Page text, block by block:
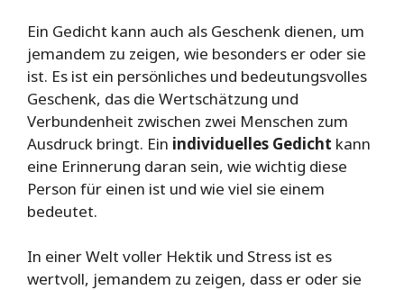
Ein Gedicht kann auch als Geschenk dienen, um
jemandem zu zeigen, wie besonders er oder sie
ist. Es ist ein persönliches und bedeutungsvolles
Geschenk, das die Wertschätzung und
Verbundenheit zwischen zwei Menschen zum
Ausdruck bringt. Ein individuelles Gedicht kann
eine Erinnerung daran sein, wie wichtig diese
Person für einen ist und wie viel sie einem
bedeutet.
In einer Welt voller Hektik und Stress ist es
wertvoll, jemandem zu zeigen, dass er oder sie